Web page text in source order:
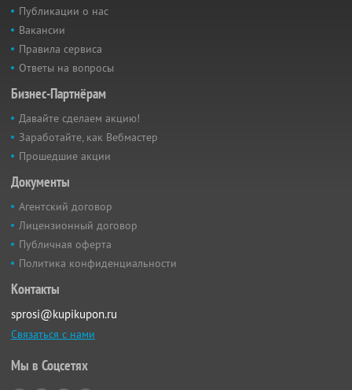
Публикации о нас
Вакансии
Правила сервиса
Ответы на вопросы
Бизнес-Партнёрам
Давайте сделаем акцию!
Заработайте, как Вебмастер
Прошедшие акции
Документы
Агентский договор
Лицензионный договор
Публичная оферта
Политика конфиденциальности
Контакты
sprosi@kupikupon.ru
Связаться с нами
Мы в Соцсетях